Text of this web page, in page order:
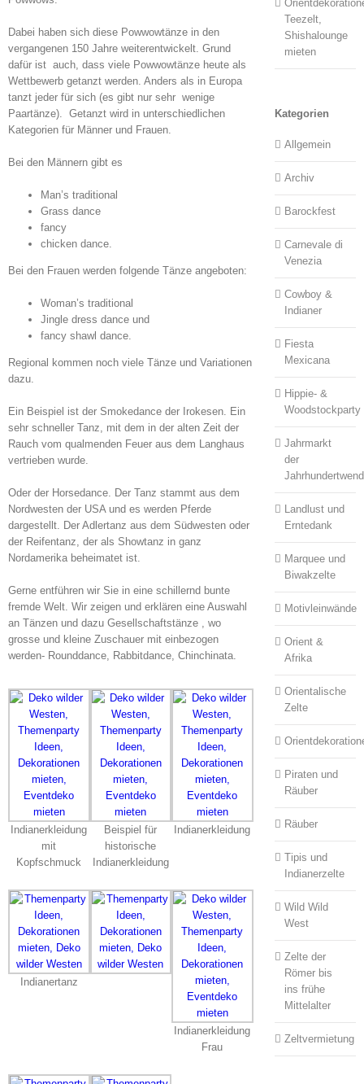
Dabei haben sich diese Powwowtänze in den
vergangenen 150 Jahre weiterentwickelt. Grund
dafür ist auch, dass viele Powwowtänze heute als
Wettbewerb getanzt werden. Anders als in Europa
tanzt jeder für sich (es gibt nur sehr wenige
Paartänze). Getanzt wird in unterschiedlichen
Kategorien für Männer und Frauen.
Bei den Männern gibt es
Man’s traditional
Grass dance
fancy
chicken dance.
Bei den Frauen werden folgende Tänze angeboten:
Woman’s traditional
Jingle dress dance und
fancy shawl dance.
Regional kommen noch viele Tänze und Variationen
dazu.
Ein Beispiel ist der Smokedance der Irokesen. Ein
sehr schneller Tanz, mit dem in der alten Zeit der
Rauch vom qualmenden Feuer aus dem Langhaus
vertrieben wurde.
Oder der Horsedance. Der Tanz stammt aus dem
Nordwesten der USA und es werden Pferde
dargestellt. Der Adlertanz aus dem Südwesten oder
der Reifentanz, der als Showtanz in ganz
Nordamerika beheimatet ist.
Gerne entführen wir Sie in eine schillernd bunte
fremde Welt. Wir zeigen und erklären eine Auswahl
an Tänzen und dazu Gesellschaftstänze , wo
grosse und kleine Zuschauer mit einbezogen
werden- Rounddance, Rabbitdance, Chinchinata.
Indianerkleidung
mit
Kopfschmuck
Beispiel für
historische
Indianerkleidung
Indianerkleidung
Indianertanz
Indianerkleidung
Frau
Teezelt,
Shishalounge
mieten
Kategorien
Allgemein
Archiv
Barockfest
Carnevale di
Venezia
Cowboy &
Indianer
Fiesta
Mexicana
Hippie- &
Woodstockparty
Jahrmarkt
der
Landlust und
Erntedank
Marquee und
Biwakzelte
Motivleinwände
Orient &
Afrika
Orientalische
Zelte
Piraten und
Räuber
Räuber
Tipis und
Indianerzelte
Wild Wild
West
Zelte der
Römer bis
ins frühe
Mittelalter
Zeltvermietung